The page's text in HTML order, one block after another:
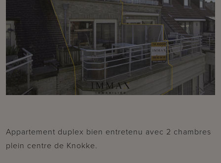
Appartement duplex bien entretenu avec 2 chambres
plein centre de Knokke.